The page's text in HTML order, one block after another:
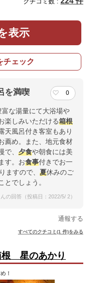
表示
チェック
を満喫 0
な湯量にて大浴場や
楽しみいただける箱根
天風呂付き客室もあり
薦め。また、地元食材
で、 夕食や朝食には美
す。お食事付きでお一
ますので、 夏休みのご
とでしょう。
の回答（投稿日：2022/5/ 2）
通報する
すべてのクチコミ(1 件)をみる
星のあかり
！